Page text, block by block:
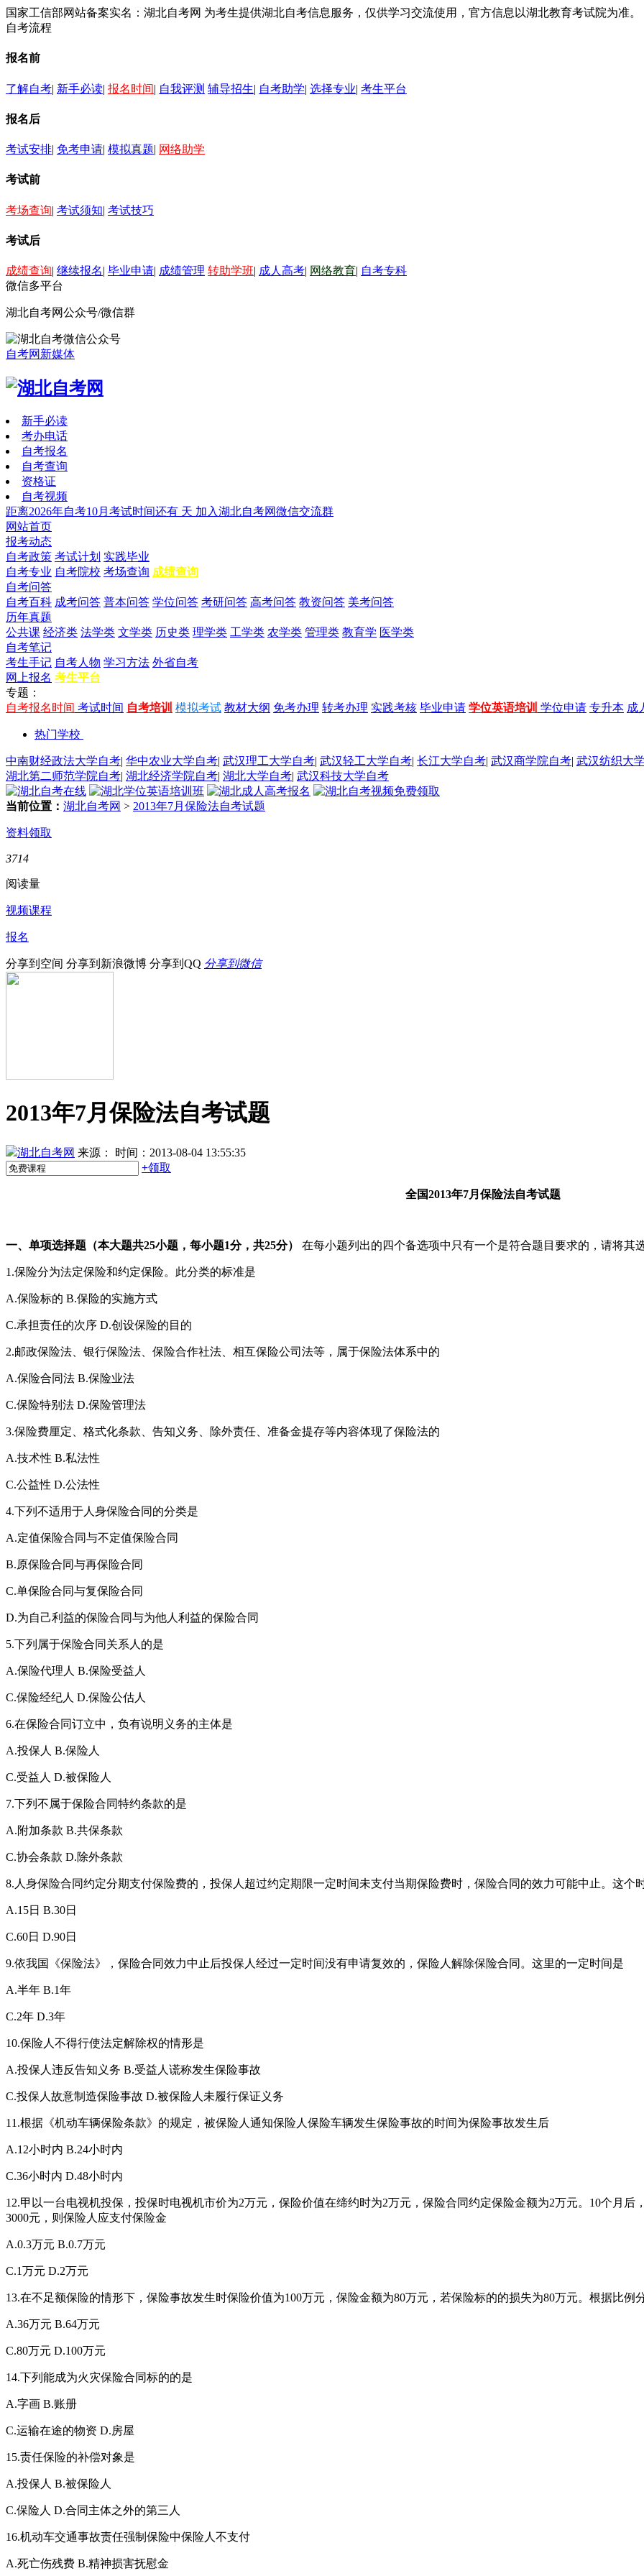
国家工信部网站备案实名：湖北自考网 为考生提供湖北自考信息服务，仅供学习交流使用，官方信息以湖北教育考试院为准。
自考流程
报名前
了解自考| 新手必读| 报名时间| 自我评测 辅导招生| 自考助学| 选择专业| 考生平台
报名后
考试安排| 免考申请| 模拟真题| 网络助学
考试前
考场查询| 考试须知| 考试技巧
考试后
成绩查询| 继续报名| 毕业申请| 成绩管理 转助学班| 成人高考| 网络教育| 自考专科
微信多平台
湖北自考网公众号/微信群
自考网新媒体
新手必读
考办电话
自考报名
自考查询
资格证
自考视频
距离2026年自考10月考试时间还有 天 加入湖北自考网微信交流群
网站首页
报考动态
自考政策 考试计划 实践毕业
自考专业 自考院校 考场查询 成绩查询
自考问答
自考百科 成考问答 普本问答 学位问答 考研问答 高考问答 教资问答 美考问答
历年真题
公共课 经济类 法学类 文学类 历史类 理学类 工学类 农学类 管理类 教育学 医学类
自考笔记
考生手记 自考人物 学习方法 外省自考
网上报名 考生平台
专题：
自考报名时间 考试时间 自考培训 模拟考试 教材大纲 免考办理 转考办理 实践考核 毕业申请 学位英语培训 学位申请 专升本 成
热门学校
中南财经政法大学自考| 华中农业大学自考| 武汉理工大学自考| 武汉轻工大学自考| 长江大学自考| 武汉商学院自考| 武汉纺织大
湖北第二师范学院自考| 湖北经济学院自考| 湖北大学自考| 武汉科技大学自考
当前位置： 湖北自考网 > 2013年7月保险法自考试题
资料领取
3714
阅读量
视频课程
报名
分享到空间 分享到新浪微博 分享到QQ 分享到微信
2013年7月保险法自考试题
湖北自考网 来源：
时间：2013-08-04 13:55:35
+领取
全国2013年7月保险法自考试题
一、单项选择题（本大题共25小题，每小题1分，共25分） 在每小题列出的四个备选项中只有一个是符合题目要求的，请将其
1.保险分为法定保险和约定保险。此分类的标准是
A.保险标的 B.保险的实施方式
C.承担责任的次序 D.创设保险的目的
2.邮政保险法、银行保险法、保险合作社法、相互保险公司法等，属于保险法体系中的
A.保险合同法 B.保险业法
C.保险特别法 D.保险管理法
3.保险费厘定、格式化条款、告知义务、除外责任、准备金提存等内容体现了保险法的
A.技术性 B.私法性
C.公益性 D.公法性
4.下列不适用于人身保险合同的分类是
A.定值保险合同与不定值保险合同
B.原保险合同与再保险合同
C.单保险合同与复保险合同
D.为自己利益的保险合同与为他人利益的保险合同
5.下列属于保险合同关系人的是
A.保险代理人 B.保险受益人
C.保险经纪人 D.保险公估人
6.在保险合同订立中，负有说明义务的主体是
A.投保人 B.保险人
C.受益人 D.被保险人
7.下列不属于保险合同特约条款的是
A.附加条款 B.共保条款
C.协会条款 D.除外条款
8.人身保险合同约定分期支付保险费的，投保人超过约定期限一定时间未支付当期保险费时，保险合同的效力可能中止。这个
A.15日 B.30日
C.60日 D.90日
9.依我国《保险法》，保险合同效力中止后投保人经过一定时间没有申请复效的，保险人解除保险合同。这里的一定时间是
A.半年 B.1年
C.2年 D.3年
10.保险人不得行使法定解除权的情形是
A.投保人违反告知义务 B.受益人谎称发生保险事故
C.投保人故意制造保险事故 D.被保险人未履行保证义务
11.根据《机动车辆保险条款》的规定，被保险人通知保险人保险车辆发生保险事故的时间为保险事故发生后
A.12小时内 B.24小时内
C.36小时内 D.48小时内
12.甲以一台电视机投保，投保时电视机市价为2万元，保险价值在缔约时为2万元，保险合同约定保险金额为2万元。10个月
3000元，则保险人应支付保险金
A.0.3万元 B.0.7万元
C.1万元 D.2万元
13.在不足额保险的情形下，保险事故发生时保险价值为100万元，保险金额为80万元，若保险标的的损失为80万元。根据比例
A.36万元 B.64万元
C.80万元 D.100万元
14.下列能成为火灾保险合同标的的是
A.字画 B.账册
C.运输在途的物资 D.房屋
15.责任保险的补偿对象是
A.投保人 B.被保险人
C.保险人 D.合同主体之外的第三人
16.机动车交通事故责任强制保险中保险人不支付
A.死亡伤残费 B.精神损害抚慰金